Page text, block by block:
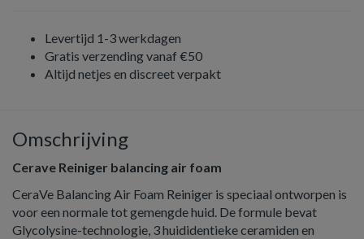
Levertijd 1-3 werkdagen
Gratis verzending vanaf €50
Altijd netjes en discreet verpakt
Omschrijving
Cerave Reiniger balancing air foam
CeraVe Balancing Air Foam Reiniger is speciaal ontworpen is
voor een normale tot gemengde huid. De formule bevat
Glycolysine-technologie, 3 huididentieke ceramiden en